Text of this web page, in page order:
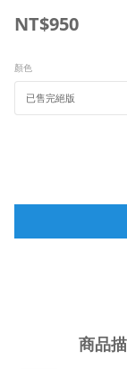
NT$950
顏色
商品